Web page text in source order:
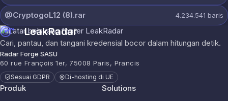
@CryptogoL12 (8).rar 4.234.541 baris
LeakRadar
Cari, pantau, dan tangani kredensial bocor dalam hitungan detik.
Radar Forge SASU
60 rue François 1er, 75008 Paris, Prancis
Sesuai GDPR Di-hosting di UE
Produk Solutions